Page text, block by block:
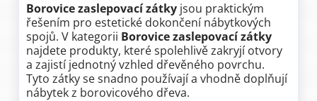
Borovice zaslepovací zátky jsou praktickým
řešením pro estetické dokončení nábytkových
spojů. V kategorii Borovice zaslepovací zátky
najdete produkty, které spolehlivě zakryjí otvory
a zajistí jednotný vzhled dřevěného povrchu.
Tyto zátky se snadno používají a vhodně doplňují
nábytek z borovicového dřeva.